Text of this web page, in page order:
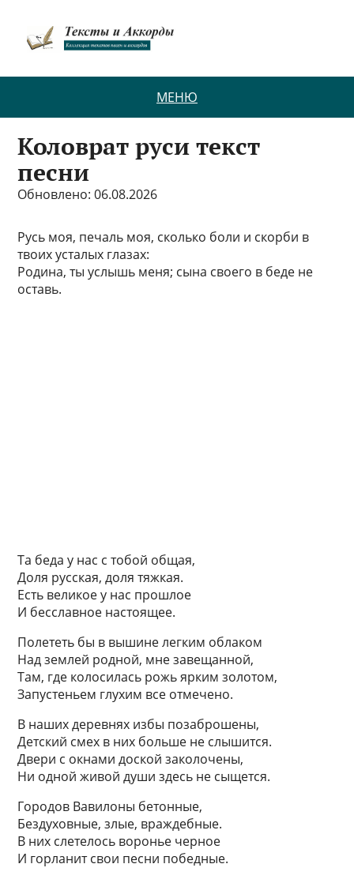
МЕНЮ
Коловрат руси текст
песни
Обновлено: 06.08.2026
Русь моя, печаль моя, сколько боли и скорби в
твоих усталых глазах:
Родина, ты услышь меня; сына своего в беде не
оставь.
Та беда у нас с тобой общая,
Доля русская, доля тяжкая.
Есть великое у нас прошлое
И бесславное настоящее.
Полететь бы в вышине легким облаком
Над землей родной, мне завещанной,
Там, где колосилась рожь ярким золотом,
Запустеньем глухим все отмечено.
В наших деревнях избы позаброшены,
Детский смех в них больше не слышится.
Двери с окнами доской заколочены,
Ни одной живой души здесь не сыщется.
Городов Вавилоны бетонные,
Бездуховные, злые, враждебные.
В них слетелось воронье черное
И горланит свои песни победные.